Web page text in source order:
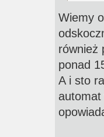
Wiemy
również
ponad
A i sto
automat